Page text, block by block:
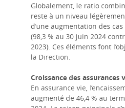
Globalement, le ratio
reste à un niveau
d’une augmentation des
(98,3 % au 30 juin 2024
2023). Ces éléments font
la Direction.
Croissance des assurances
En assurance vie,
augmenté de 46,4 % au